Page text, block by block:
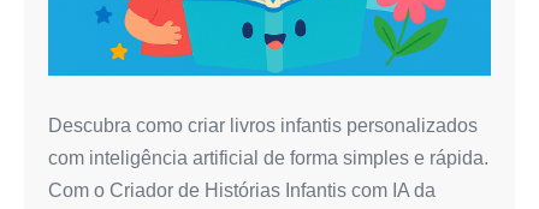
Descubra como criar livros infantis personalizados
com inteligência artificial de forma simples e rápida.
Com o Criador de Histórias Infantis com IA da